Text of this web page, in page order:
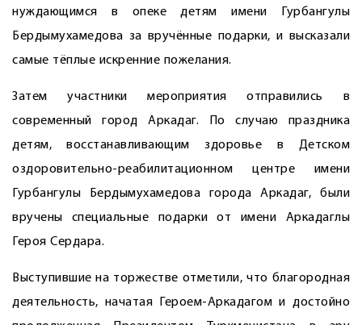
нуждающимся в опеке детям имени Гурбангулы
Бердымухамедова за вручённые подарки, и высказали
самые тёплые искренние пожелания.
Затем участники мероприятия отправились в
современный город Аркадаг. По случаю праздника
детям, восстанавливающим здоровье в Детском
оздоровительно-реабилитационном центре имени
Гурбангулы Бердымухамедова города Аркадаг, были
вручены специальные подарки от имени Аркадаглы
Героя Сердара.
Выступившие на торжестве отметили, что благородная
деятельность, начатая Героем-­Аркадагом и достойно